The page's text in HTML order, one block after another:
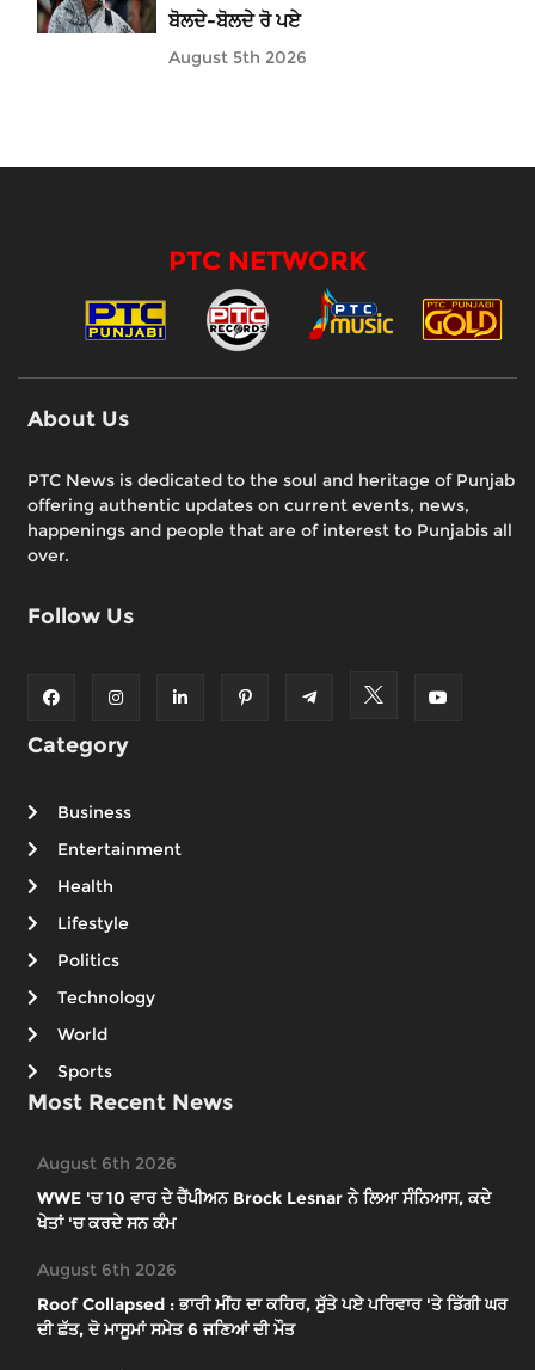
ਬੋਲਦੇ-ਬੋਲਦੇ ਰੋ ਪਏ
August 5th 2026
PTC NETWORK
About Us
PTC News is dedicated to the soul and heritage of Punjab
offering authentic updates on current events, news,
happenings and people that are of interest to Punjabis all
over.
Follow Us
Category
Business
Entertainment
Health
Lifestyle
Politics
Technology
World
Sports
Most Recent News
August 6th 2026
WWE 'ਚ 10 ਵਾਰ ਦੇ ਚੈਂਪੀਅਨ Brock Lesnar ਨੇ ਲਿਆ ਸੰਨਿਆਸ, ਕਦੇ
ਖੇਤਾਂ 'ਚ ਕਰਦੇ ਸਨ ਕੰਮ
August 6th 2026
Roof Collapsed : ਭਾਰੀ ਮੀਂਹ ਦਾ ਕਹਿਰ, ਸੁੱਤੇ ਪਏ ਪਰਿਵਾਰ 'ਤੇ ਡਿੱਗੀ ਘਰ
ਦੀ ਛੱਤ, ਦੋ ਮਾਸੂਮਾਂ ਸਮੇਤ 6 ਜਣਿਆਂ ਦੀ ਮੌਤ